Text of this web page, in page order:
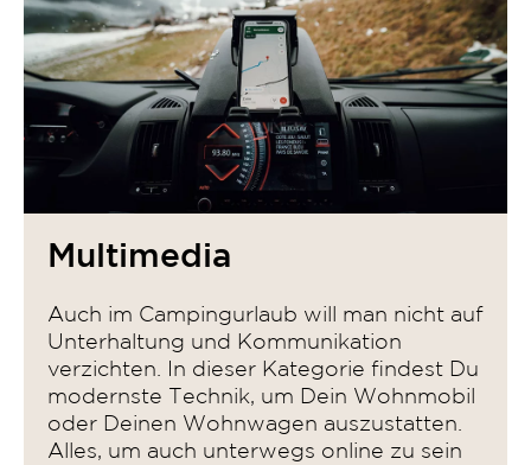
Multimedia
Auch im Campingurlaub will man nicht auf
Unterhaltung und Kommunikation
verzichten. In dieser Kategorie findest Du
modernste Technik, um Dein Wohnmobil
oder Deinen Wohnwagen auszustatten.
Alles, um auch unterwegs online zu sein